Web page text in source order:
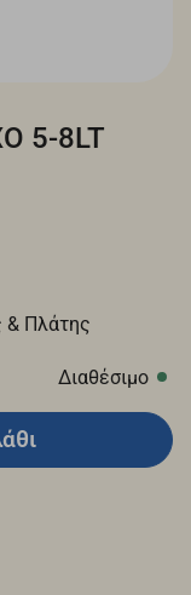
5-8LT
& Πλάτης
Διαθέσιμο